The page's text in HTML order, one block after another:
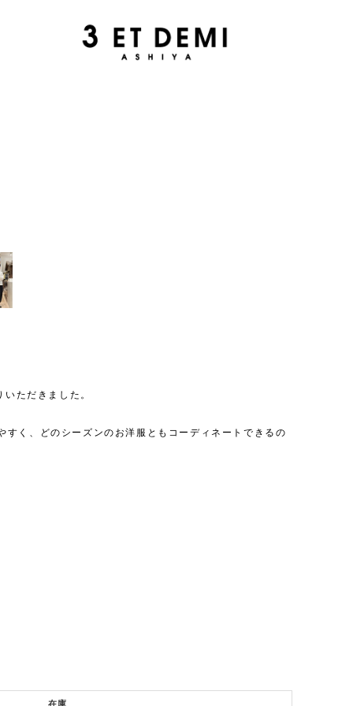
ただきました。
く、どのシーズンのお洋服ともコーディネートできるの
在庫